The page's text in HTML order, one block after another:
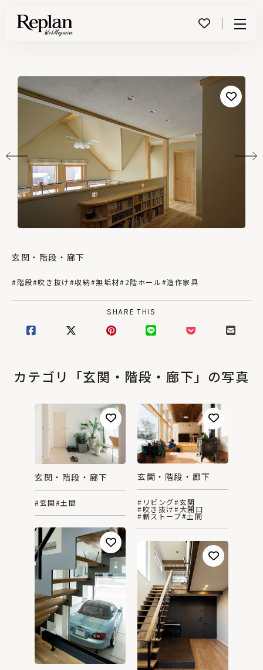
玄関・階段・廊下
#階段#吹き抜け#収納#無垢材#2階ホール#造作家具
SHARE THIS
カテゴリ「玄関・階段・廊下」の写真
玄関・階段・廊下
#玄関#土間
玄関・階段・廊下
#リビング#玄関
#吹き抜け#大開口
#薪ストーブ#土間